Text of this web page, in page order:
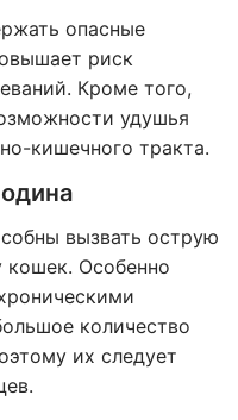
опасные
риск
Кроме того,
удушья
кишечного тракта.
вызвать острую
кошек. Особенно
количество
их следует